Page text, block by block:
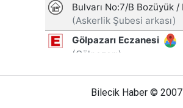
Bilecik Haber © 2007